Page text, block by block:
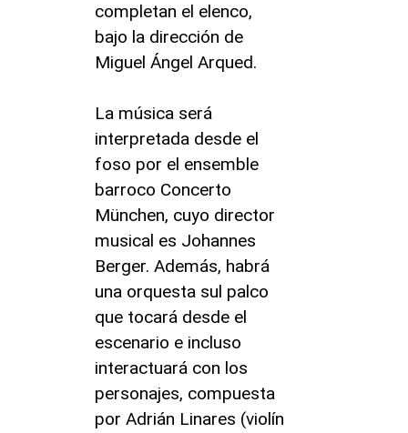
completan el elenco,
bajo la dirección de
Miguel Ángel Arqued.
La música será
interpretada desde el
foso por el ensemble
barroco Concerto
München, cuyo director
musical es Johannes
Berger. Además, habrá
una orquesta sul palco
que tocará desde el
escenario e incluso
interactuará con los
personajes, compuesta
por Adrián Linares (violín